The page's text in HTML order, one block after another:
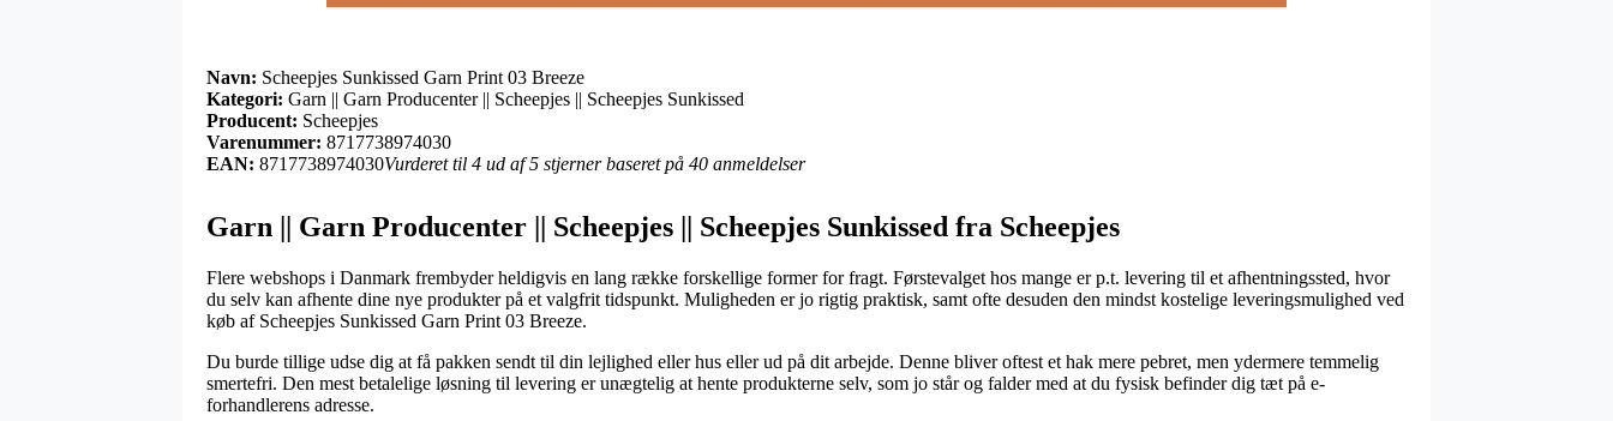
Navn: Scheepjes Sunkissed Garn Print 03 Breeze
Kategori: Garn || Garn Producenter || Scheepjes || Scheepjes Sunkissed
Producent: Scheepjes
Varenummer: 8717738974030
EAN: 8717738974030Vurderet til 4 ud af 5 stjerner baseret på 40 anmeldelser
Garn || Garn Producenter || Scheepjes || Scheepjes Sunkissed fra Scheepjes
Flere webshops i Danmark frembyder heldigvis en lang række forskellige former for fragt. Førstevalget hos mange er p.t. levering til et afhentningssted, hvor
du selv kan afhente dine nye produkter på et valgfrit tidspunkt. Muligheden er jo rigtig praktisk, samt ofte desuden den mindst kostelige leveringsmulighed ved
køb af Scheepjes Sunkissed Garn Print 03 Breeze.
Du burde tillige udse dig at få pakken sendt til din lejlighed eller hus eller ud på dit arbejde. Denne bliver oftest et hak mere pebret, men ydermere temmelig
smertefri. Den mest betalelige løsning til levering er unægtelig at hente produkterne selv, som jo står og falder med at du fysisk befinder dig tæt på e-
forhandlerens adresse.